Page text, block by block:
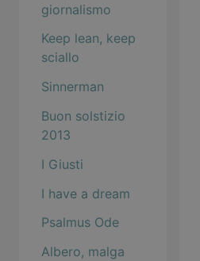
giornalismo
Keep lean, keep
sciallo
Sinnerman
Buon solstizio
2013
I Giusti
I have a dream
Psalmus Ode
Albero, malga